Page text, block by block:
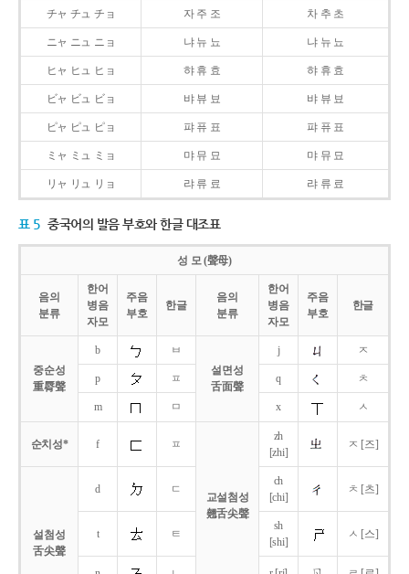
チャ チュ チョ 자 주 조 차 추 초
ニャ ニュ ニョ 냐 뉴 뇨 냐 뉴 뇨
ヒャ ヒュ ヒョ 햐 휴 효 햐 휴 효
ビャ ビュ ビョ 뱌 뷰 뵤 뱌 뷰 뵤
ピャ ピュ ピョ 퍄 퓨 표 퍄 퓨 표
ミャ ミュ ミョ 먀 뮤 묘 먀 뮤 묘
リャ リュ リョ 랴 류 료 랴 류 료
표 5 중국어의 발음 부호와 한글 대조표
성 모 (聲母)
음의
분류
한어
병음
자모
주음
부호
한글
음의
분류
한어
병음
자모
주음
부호
한글
중순성
重脣聲
b
ㅂ
설면성
舌面聲
j ㅈ
p ㅍ q ㅊ
m ㅁ x ㅅ
순치성* f ㅍ
교설첨성
翹舌尖聲
zh
[zhi]
ㅈ [즈]
설첨성
舌尖聲
d ㄷ
ch
[chi]
ㅊ [츠]
t ㅌ
sh
[shi]
ㅅ [스]